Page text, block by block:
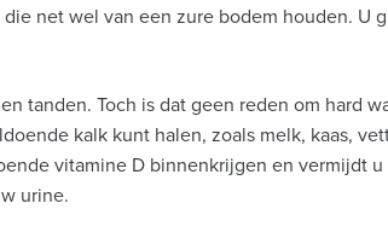
net wel van een zure bodem houden. U
tanden. Toch is dat geen reden om hard
kalk kunt halen, zoals melk, kaas,
vitamine D binnenkrijgen en vermijdt
urine.